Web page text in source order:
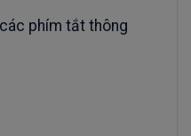
phím tắt thông